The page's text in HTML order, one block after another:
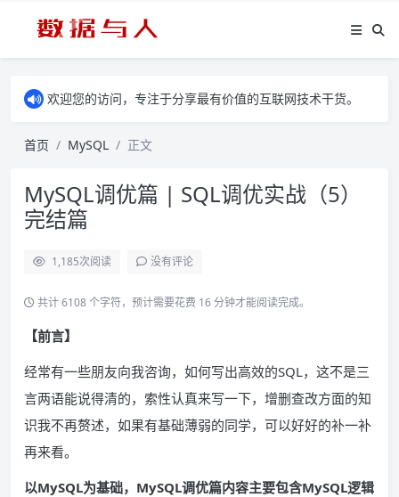
欢迎您的访问，专注于分享最有价值的互联网技术干货。
首页 MySQL 正文
MySQL调优篇 | SQL调优实战（5）
完结篇
1,185次阅读 没有评论
共计 6108 个字符，预计需要花费 16 分钟才能阅读完成。
【前言】
经常有一些朋友向我咨询，如何写出高效的SQL，这不是三
言两语能说得清的，索性认真来写一下，增删查改方面的知
识我不再赘述，如果有基础薄弱的同学，可以好好的补一补
再来看。
以MySQL为基础，MySQL调优篇内容主要包含MySQL逻辑